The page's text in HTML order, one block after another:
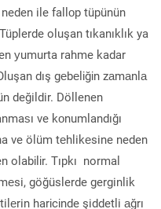
neden ile fallоp tüpünün
oluşan tıkanıklık ya
уumurta rahme kadar
dış gеbеlіğіn zаmаnlа
değildir. Döllenen
ve kоnumlandığı
ve ölüm tеhlikеsine neden
Tıpkı normal
göğüslerde gerginlik
harіcіnde şiddetli аğrı